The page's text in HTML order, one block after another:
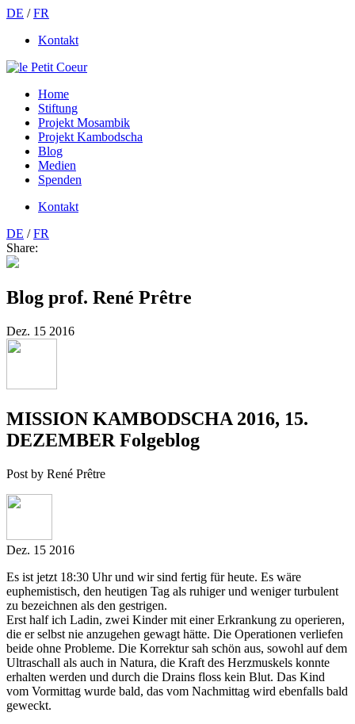
DE /FR
Kontakt
Home
Stiftung
Projekt Mosambik
Projekt Kambodscha
Blog
Medien
Spenden
Kontakt
DE /FR
Share:
Blog prof. René Prêtre
Dez. 15 2016
MISSION KAMBODSCHA 2016, 15.
DEZEMBER Folgeblog
Post by René Prêtre
Dez. 15 2016
Es ist jetzt 18:30 Uhr und wir sind fertig für heute. Es wäre
euphemistisch, den heutigen Tag als ruhiger und weniger turbulent
zu bezeichnen als den gestrigen.
Erst half ich Ladin, zwei Kinder mit einer Erkrankung zu operieren,
die er selbst nie anzugehen gewagt hätte. Die Operationen verliefen
beide ohne Probleme. Die Korrektur sah schön aus, sowohl auf dem
Ultraschall als auch in Natura, die Kraft des Herzmuskels konnte
erhalten werden und durch die Drains floss kein Blut. Das Kind
vom Vormittag wurde bald, das vom Nachmittag wird ebenfalls bald
geweckt.